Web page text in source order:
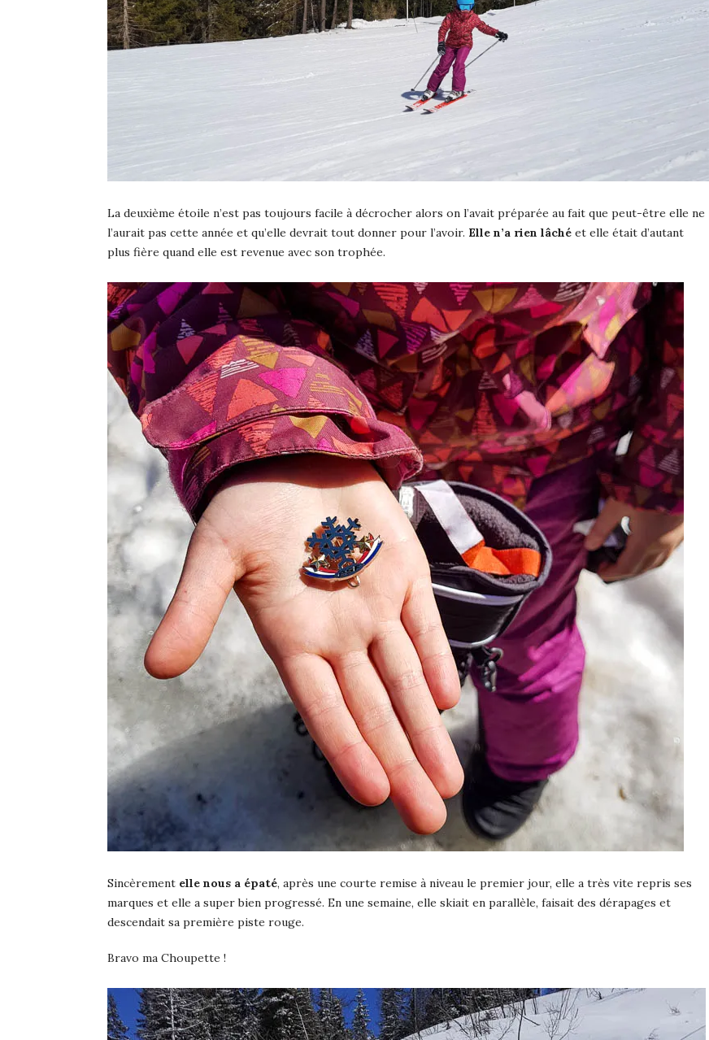
La deuxième étoile n’est pas toujours facile à décrocher alors on l’avait préparée au fait que peut-être elle ne
l’aurait pas cette année et qu’elle devrait tout donner pour l’avoir. Elle n’a rien lâché et elle était d’autant
plus fière quand elle est revenue avec son trophée.
Sincèrement elle nous a épaté, après une courte remise à niveau le premier jour, elle a très vite repris ses
marques et elle a super bien progressé. En une semaine, elle skiait en parallèle, faisait des dérapages et
descendait sa première piste rouge.
Bravo ma Choupette !